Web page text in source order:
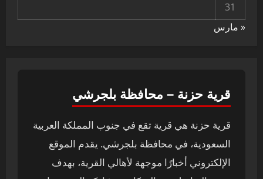
31
« مارس
قرية حزنة – محافظة بلجرشي
قرية حزنة هي قرية تقع في جنوب المملكة العربية
السعودية، في محافظة بلجرشي. يقدم الموقع
الإلكتروني أخبارًا موجهة لأهالي القرية، بهدف